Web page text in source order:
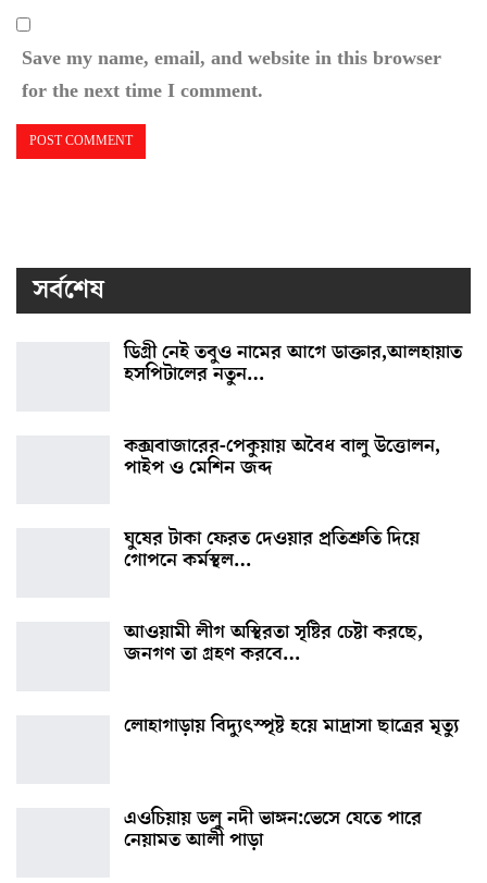
Save my name, email, and website in this browser
for the next time I comment.
সর্বশেষ
ডিগ্রী নেই তবুও নামের আগে ডাক্তার,আলহায়াত
হসপিটালের নতুন…
কক্সবাজারের-পেকুয়ায় অবৈধ বালু উত্তোলন,
পাইপ ও মেশিন জব্দ
ঘুষের টাকা ফেরত দেওয়ার প্রতিশ্রুতি দিয়ে
গোপনে কর্মস্থল…
আওয়ামী লীগ অস্থিরতা সৃষ্টির চেষ্টা করছে,
জনগণ তা গ্রহণ করবে…
লোহাগাড়ায় বিদ্যুৎস্পৃষ্ট হয়ে মাদ্রাসা ছাত্রের মৃত্যু
এওচিয়ায় ডলু নদী ভাঙ্গন:ভেসে যেতে পারে
নেয়ামত আলী পাড়া